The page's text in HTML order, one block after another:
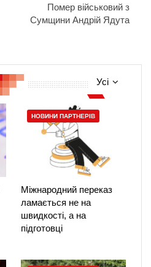
Помер військовий з
Сумщини Андрій Ядута
Усі
НОВИНИ ПАРТНЕРІВ
Міжнародний переказ
ламається не на
швидкості, а на
підготовці